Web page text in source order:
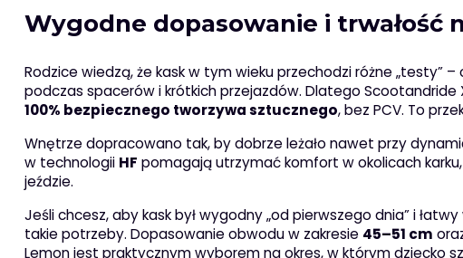
Wygodne dopasowanie i trwałość
Rodzice wiedzą, że kask w tym wieku przechodzi różne „testy”
podczas spacerów i krótkich przejazdów. Dlatego Scootandride
100% bezpiecznego tworzywa sztucznego, bez PCV. To
Wnętrze dopracowano tak, by dobrze leżało nawet przy
w technologii HF pomagają utrzymać komfort w okolicach
jeździe.
Jeśli chcesz, aby kask był wygodny „od pierwszego dnia” i
takie potrzeby. Dopasowanie obwodu w zakresie 45–51 cm
Lemon jest praktycznym wyborem na okres, w którym dziecko